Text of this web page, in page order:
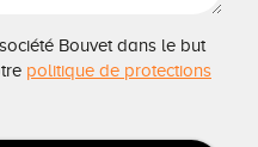
Bouvet dans le but
politique de protections